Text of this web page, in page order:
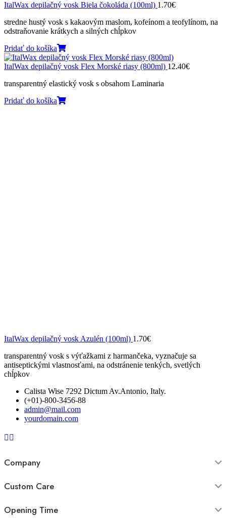
ItalWax depilačný vosk Biela čokoláda (100ml) 1.70€
stredne hustý vosk s kakaovým maslom, kofeínom a teofylínom, na
odstraňovanie krátkych a silných chĺpkov
Pridať do košíka
ItalWax depilačný vosk Flex Morské riasy (800ml) 12.40€
transparentný elastický vosk s obsahom Laminaria
Pridať do košíka
ItalWax depilačný vosk Azulén (100ml) 1.70€
transparentný vosk s výťažkami z harmančeka, vyznačuje sa
antiseptickými vlastnosťami, na odstránenie tenkých, svetlých
chĺpkov
Calista Wise 7292 Dictum Av.Antonio, Italy.
(+01)-800-3456-88
admin@mail.com
yourdomain.com
Company
Custom Care
Opening Time